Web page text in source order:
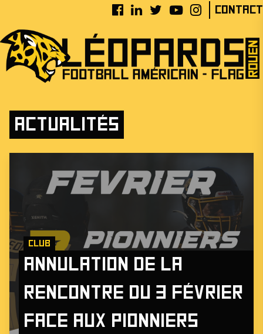
Contact
Actualités
Club
Annulation de la
rencontre du 3 février
face aux Pionniers